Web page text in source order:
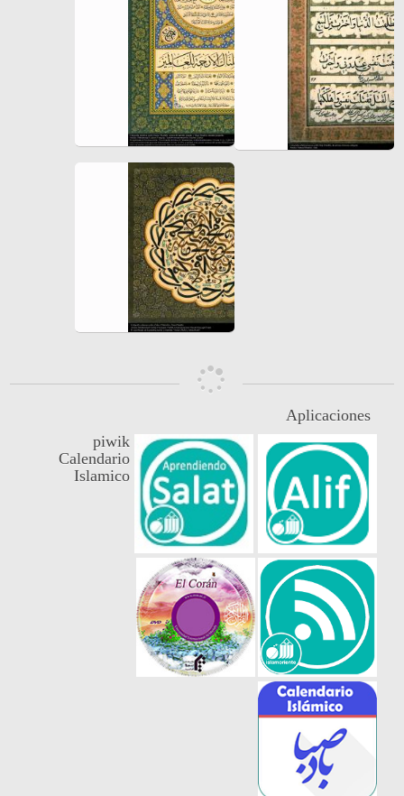
Aplicaciones
piwik
Calendario
Islamico